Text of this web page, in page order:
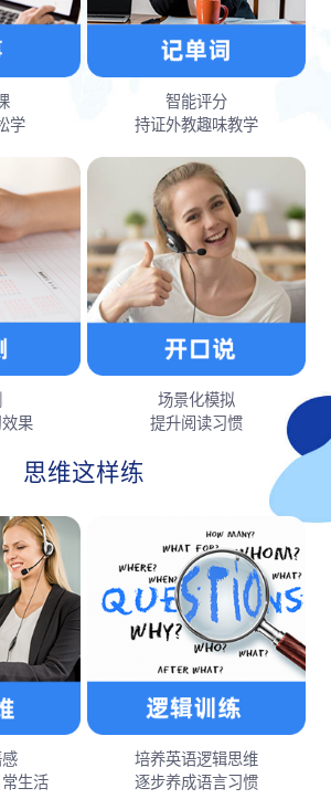
学
智能评分
持证外教趣味教学
果
场景化模拟
提升阅读习惯
思维这样练
生活
培养英语逻辑思维
逐步养成语言习惯